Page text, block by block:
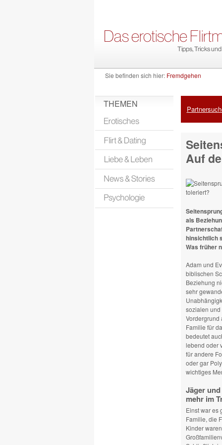
Sie befinden sich hier: Fremdgehen
THEMEN
Auf
als
hinsichtlich
Was früher
Adam und
biblischen
Beziehung
sehr
sozialen und
Vordergrund
Familie für
bedeutet
lebend oder
für andere
oder gar
wichtiges
Jäger
mehr im
Einst war es
Familie, die
Kinder